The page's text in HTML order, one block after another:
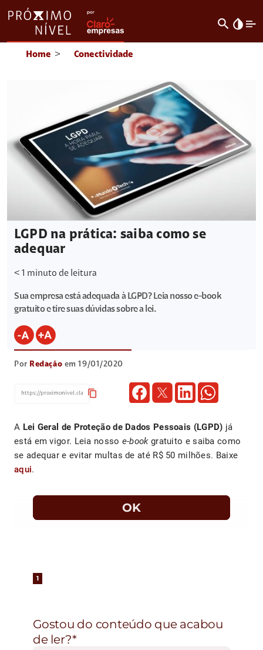
search invert_colors
Home > Conectividade
LGPD na prática: saiba como se
adequar
< 1 minuto de leitura
Sua empresa está adequada à LGPD? Leia nosso e-book
gratuito e tire suas dúvidas sobre a lei.
Por Redação em 19/01/2020
content_copy
A Lei Geral de Proteção de Dados Pessoais (LGPD) já
está em vigor. Leia nosso e-bookgratuito e saiba como
se adequar e evitar multas de até R$ 50 milhões. Baixe
aqui.